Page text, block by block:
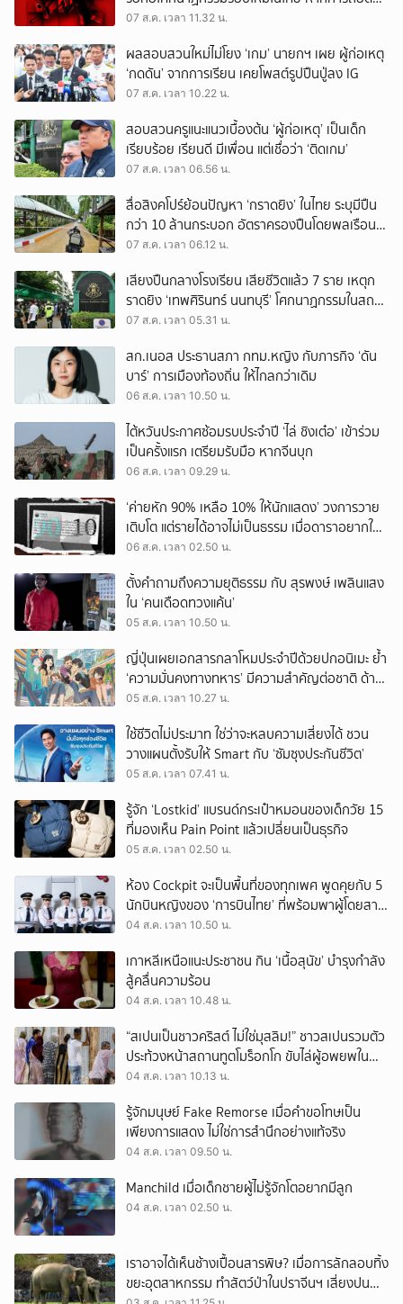
เรียนของรัฐเป็นเพียง ‘ลมปาก’
07 ส.ค. เวลา 11.32 น.
ผลสอบสวนใหม่ไม่โยง ‘เกม’ นายกฯ เผย ผู้ก่อเหตุ
‘กดดัน’ จากการเรียน เคยโพสต์รูปปืนปู่ลง IG
07 ส.ค. เวลา 10.22 น.
สอบสวนครูแนะแนวเบื้องต้น ‘ผู้ก่อเหตุ’ เป็นเด็ก
เรียบร้อย เรียนดี มีเพื่อน แต่เชื่อว่า ‘ติดเกม’
07 ส.ค. เวลา 06.56 น.
สื่อสิงคโปร์ย้อนปัญหา ‘กราดยิง’ ในไทย ระบุมีปืน
กว่า 10 ล้านกระบอก อัตราครองปืนโดยพลเรือน
สูงที่สุดในภูมิภาค
07 ส.ค. เวลา 06.12 น.
เสียงปืนกลางโรงเรียน เสียชีวิตแล้ว 7 ราย เหตุก
ราดยิง ‘เทพศิรินทร์ นนทบุรี’ โศกนาฏกรรมในสถาน
ศึกษา ครั้งที่ 2 ในรอบปี
07 ส.ค. เวลา 05.31 น.
สก.เนอส ประธานสภา กทม.หญิง กับภารกิจ ‘ดัน
บาร์’ การเมืองท้องถิ่น ให้ไกลกว่าเดิม
06 ส.ค. เวลา 10.50 น.
ไต้หวันประกาศซ้อมรบประจำปี ‘ไล่ ชิงเต๋อ’ เข้าร่วม
เป็นครั้งแรก เตรียมรับมือ หากจีนบุก
06 ส.ค. เวลา 09.29 น.
‘ค่ายหัก 90% เหลือ 10% ให้นักแสดง’ วงการวาย
เติบโต แต่รายได้อาจไม่เป็นธรรม เมื่อดาราอยากให้มี
‘สัญญามาตรฐาน’
06 ส.ค. เวลา 02.50 น.
ตั้งคำถามถึงความยุติธรรม กับ สุรพงษ์ เพลินแสง
ใน ‘คนเดือดทวงแค้น’
05 ส.ค. เวลา 10.50 น.
ญี่ปุ่นเผยเอกสารกลาโหมประจำปีด้วยปกอนิเมะ ย้ำ
‘ความมั่นคงทางทหาร’ มีความสำคัญต่อชาติ ด้าน
จีนเตือน ขออย่าซ้ำรอยประวัติศาสตร์
05 ส.ค. เวลา 10.27 น.
ใช้ชีวิตไม่ประมาท ใช่ว่าจะหลบความเสี่ยงได้ ชวน
วางแผนตั้งรับให้ Smart กับ ‘ซัมซุงประกันชีวิต’
05 ส.ค. เวลา 07.41 น.
รู้จัก ‘Lostkid’ แบรนด์กระเป๋าหมอนของเด็กวัย 15
ที่มองเห็น Pain Point แล้วเปลี่ยนเป็นธุรกิจ
05 ส.ค. เวลา 02.50 น.
ห้อง Cockpit จะเป็นพื้นที่ของทุกเพศ พูดคุยกับ 5
นักบินหญิงของ ‘การบินไทย’ ที่พร้อมพาผู้โดยสาร
บินไปทั่วโลก
04 ส.ค. เวลา 10.50 น.
เกาหลีเหนือแนะประชาชน กิน ‘เนื้อสุนัข’ บำรุงกำลัง
สู้คลื่นความร้อน
04 ส.ค. เวลา 10.48 น.
“สเปนเป็นชาวคริสต์ ไม่ใช่มุสลิม!” ชาวสเปนรวมตัว
ประท้วงหน้าสถานทูตโมร็อกโก ขับไล่ผู้อพยพใน
เมืองเซวตาออกนอกประเทศ
04 ส.ค. เวลา 10.13 น.
รู้จักมนุษย์ Fake Remorse เมื่อคำขอโทษเป็น
เพียงการแสดง ไม่ใช่การสำนึกอย่างแท้จริง
04 ส.ค. เวลา 09.50 น.
Manchild เมื่อเด็กชายผู้ไม่รู้จักโตอยากมีลูก
04 ส.ค. เวลา 02.50 น.
เราอาจได้เห็นช้างเปื้อนสารพิษ? เมื่อการลักลอบทิ้ง
ขยะอุตสาหกรรม ทำสัตว์ป่าในปราจีนฯ เสี่ยงปน